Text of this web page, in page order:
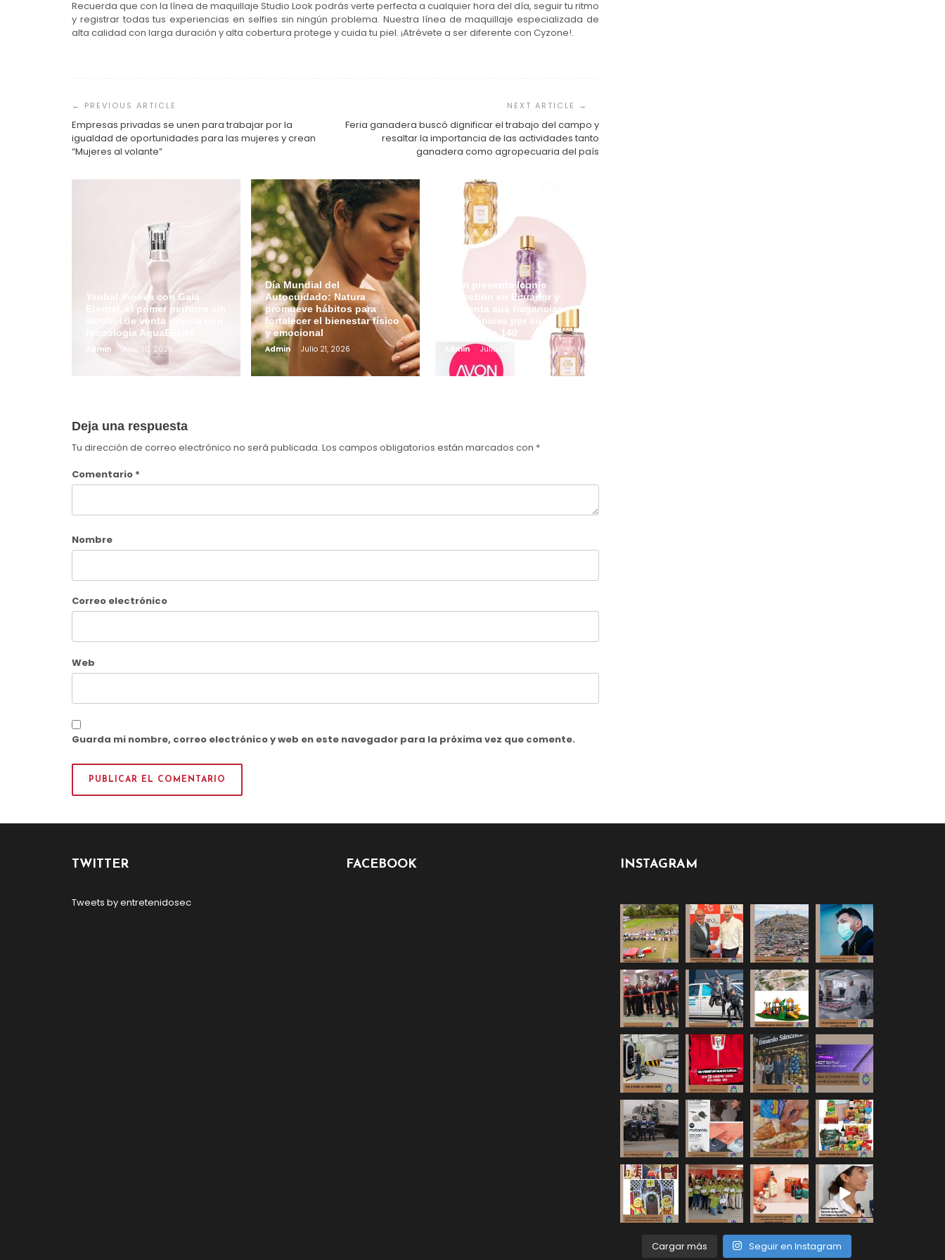
Recuerda que con la línea de maquillaje Studio Look podrás verte perfecta a cualquier hora del día, seguir tu ritmo
y registrar todas tus experiencias en selfies sin ningún problema. Nuestra línea de maquillaje especializada de
alta calidad con larga duración y alta cobertura protege y cuida tu piel. ¡Atrévete a ser diferente con Cyzone!.
de
entradas
Empresas privadas se unen para trabajar por la
igualdad de oportunidades para las mujeres y crean
“Mujeres al volante”
Feria ganadera buscó dignificar el trabajo del campo y
resaltar la importancia de las actividades tanto
ganadera como agropecuaria del país
Yanbal innova con Gaia
Eternal, el primer perfume sin
alcohol de venta directa con
tecnología AquaElixir®
Admin Julio 30, 2026
Día Mundial del
Autocuidado: Natura
promueve hábitos para
fortalecer el bienestar físico
y emocional
Admin Julio 21, 2026
Avon presenta Iconic
Collection en Ecuador y
reinventa sus fragancias
más icónicas por su
aniversario 140
Admin Julio 20, 2026
Deja una respuesta
Tu dirección de correo electrónico no será publicada. Los campos obligatorios están marcados con *
Comentario *
Nombre
Correo electrónico
Web
Guarda mi nombre, correo electrónico y web en este navegador para la próxima vez que comente.
TWITTER
Tweets by entretenidosec
FACEBOOK INSTAGRAM
Cargar más Seguir en Instagram